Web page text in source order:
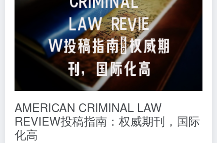
AMERICAN CRIMINAL LAW
REVIEW投稿指南：权威期刊，国际
化高